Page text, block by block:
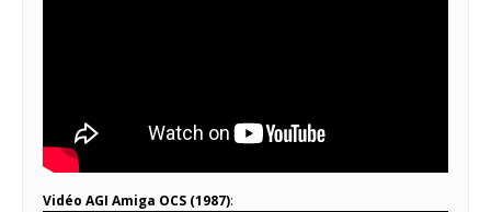
Vidéo AGI Amiga OCS (1987):